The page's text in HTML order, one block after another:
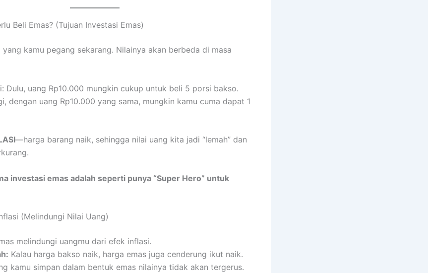
Beli Emas? (Tujuan Investasi Emas)
yang kamu pegang sekarang. Nilainya akan berbeda di masa
Dulu, uang Rp10.000 mungkin cukup untuk beli 5 porsi bakso.
dengan uang Rp10.000 yang sama, mungkin kamu cuma dapat 1
—harga barang naik, sehingga nilai uang kita jadi “lemah” dan
investasi emas adalah seperti punya “Super Hero” untuk
(Melindungi Nilai Uang)
melindungi uangmu dari efek inflasi.
Kalau harga bakso naik, harga emas juga cenderung ikut naik.
kamu simpan dalam bentuk emas nilainya tidak akan tergerus.